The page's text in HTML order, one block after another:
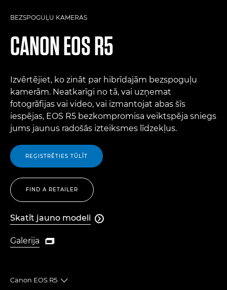
BEZSPOGUĻU KAMERAS
CANONEOS R5
Izvērtējiet, ko zināt par hibrīdajām bezspoguļu
kamerām. Neatkarīgi no tā, vai uzņemat
fotogrāfijas vai video, vai izmantojat abas šīs
iespējas, EOS R5 bezkompromisa veiktspēja sniegs
jums jaunus radošās izteiksmes līdzekļus.
REĢISTRĒTIES TŪLĪT
FIND A RETAILER
Skatīt jauno modeli
Skatīt jauno modeli

Galerija
Galerija

Canon EOS R5
Toggle breadcrumbs